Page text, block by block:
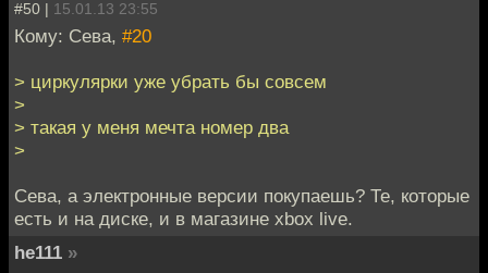
#50 | 15.01.13 23:55
Кому: Сева, #20
> циркулярки уже убрать бы совсем
>
> такая у меня мечта номер два
>
Сева, а электронные версии покупаешь? Те, которые
есть и на диске, и в магазине xbox live.
he111 »